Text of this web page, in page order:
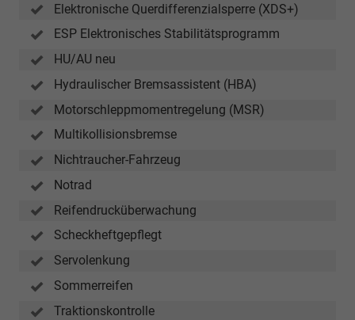
Elektronische Querdifferenzialsperre (XDS+)
ESP Elektronisches Stabilitätsprogramm
HU/AU neu
Hydraulischer Bremsassistent (HBA)
Motorschleppmomentregelung (MSR)
Multikollisionsbremse
Nichtraucher-Fahrzeug
Notrad
Reifendrucküberwachung
Scheckheftgepflegt
Servolenkung
Sommerreifen
Traktionskontrolle